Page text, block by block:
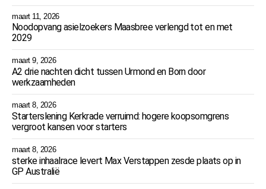
maart 11, 2026
Noodopvang asielzoekers Maasbree verlengd tot en met
2029
maart 9, 2026
A2 drie nachten dicht tussen Urmond en Born door
werkzaamheden
maart 8, 2026
Starterslening Kerkrade verruimd: hogere koopsomgrens
vergroot kansen voor starters
maart 8, 2026
sterke inhaalrace levert Max Verstappen zesde plaats op in
GP Australië